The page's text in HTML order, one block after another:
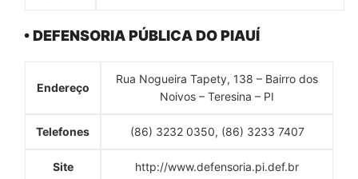
• DEFENSORIA PÚBLICA DO PIAUÍ
Endereço
Rua Nogueira Tapety, 138 – Bairro dos
Noivos – Teresina – PI
Telefones (86) 3232 0350, (86) 3233 7407
Site http://www.defensoria.pi.def.br